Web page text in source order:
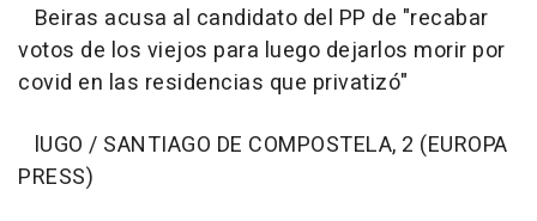
Beiras acusa al candidato del PP de "recabar
votos de los viejos para luego dejarlos morir por
covid en las residencias que privatizó"
lUGO / SANTIAGO DE COMPOSTELA, 2 (EUROPA
PRESS)